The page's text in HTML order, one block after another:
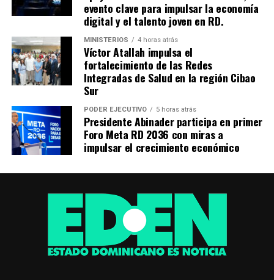
evento clave para impulsar la economía
digital y el talento joven en RD.
MINISTERIOS 4 horas atrás
Víctor Atallah impulsa el
fortalecimiento de las Redes
Integradas de Salud en la región Cibao
Sur
PODER EJECUTIVO 5 horas atrás
Presidente Abinader participa en primer
Foro Meta RD 2036 con miras a
impulsar el crecimiento económico